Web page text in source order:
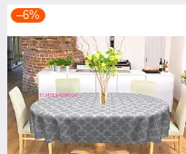
–6%